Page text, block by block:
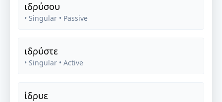
ιδρύσου
• Singular • Passive
ιδρύστε
• Singular • Active
ίδρυε